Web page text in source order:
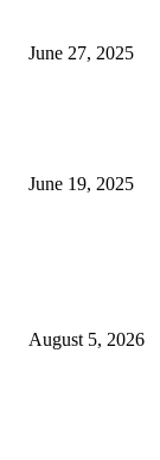
June 27, 2025
June 19, 2025
August 5, 2026